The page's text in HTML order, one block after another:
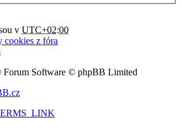
v UTC+02:00
cookies z fóra
Software © phpBB Limited